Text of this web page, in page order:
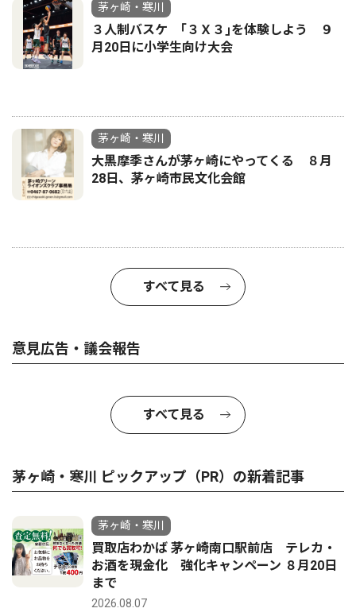
茅ヶ崎・寒川
３人制バスケ ｢３Ｘ３｣を体験しよう ９
月20日に小学生向け大会
茅ヶ崎・寒川
大黒摩季さんが茅ヶ崎にやってくる ８月
28日、茅ヶ崎市民文化会館
すべて見る
意見広告・議会報告
すべて見る
茅ヶ崎・寒川 ピックアップ（PR）の新着記事
茅ヶ崎・寒川
買取店わかば 茅ヶ崎南口駅前店 テレカ・
お酒を現金化 強化キャンペーン ８月20日
まで
2026.08.07